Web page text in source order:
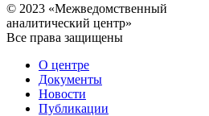
© 2023 «Межведомственный
аналитический центр»
Все права защищены
О центре
Документы
Новости
Публикации